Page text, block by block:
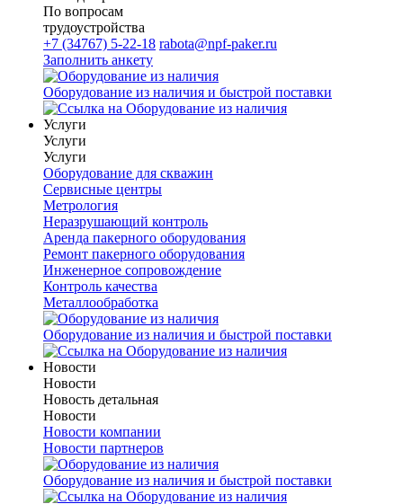
По вопросам
трудоустройства
+7 (34767) 5-22-18 rabota@npf-paker.ru
Заполнить анкету
Оборудование из наличия и быстрой поставки
Услуги
Услуги
Услуги
Оборудование для скважин
Сервисные центры
Метрология
Неразрушающий контроль
Аренда пакерного оборудования
Ремонт пакерного оборудования
Инженерное сопровождение
Контроль качества
Металлообработка
Оборудование из наличия и быстрой поставки
Новости
Новости
Новость детальная
Новости
Новости компании
Новости партнеров
Оборудование из наличия и быстрой поставки